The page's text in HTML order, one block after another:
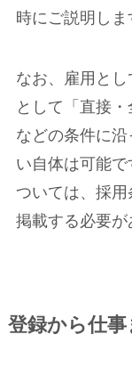
時にご説明しま
なお、雇用と
として「直接
などの条件に
い自体は可能
ついては、採
掲載する必要が
登録から仕